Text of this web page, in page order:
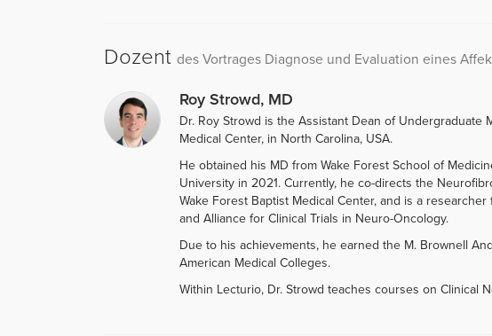
Dozent des Vortrages Diagnose und Evaluation eines
Roy Strowd, MD
Dr. Roy Strowd is the Assistant Dean of Undergraduate
Medical Center, in North Carolina, USA.
He obtained his MD from Wake Forest School of
University in 2021. Currently, he co-directs the
Wake Forest Baptist Medical Center, and is a
and Alliance for Clinical Trials in Neuro-Oncology.
Due to his achievements, he earned the M. Brownell
American Medical Colleges.
Within Lecturio, Dr. Strowd teaches courses on Clinical